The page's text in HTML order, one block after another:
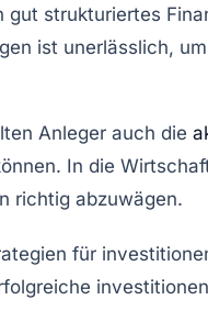
gut strukturiertes
ist unerlässlich,
Anleger auch die
In die
richtig abzuwägen.